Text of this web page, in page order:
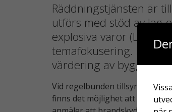
Räddningstjänsten är
utförs med stöd av lag
explosiva varor (LBE).
temafokusering.
värdering av
Vid regelbunden tillsyn
finns det möjlighet att